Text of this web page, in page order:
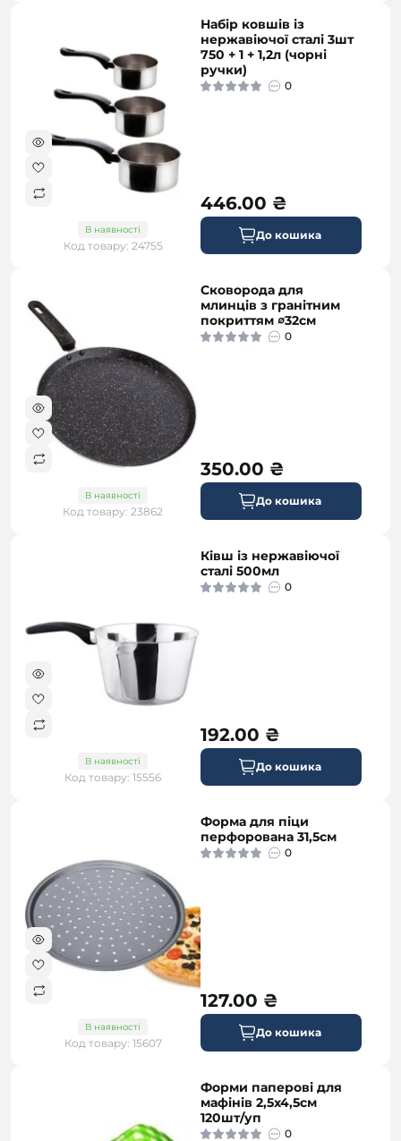
В наявності
Код товару: 24755
Набір ковшів із
нержавіючої сталі 3шт
750 + 1 + 1,2л (чорні
ручки)
0
446.00 ₴
До кошика
В наявності
Код товару: 23862
Сковорода для
млинців з гранітним
покриттям ∅32см
0
350.00 ₴
До кошика
В наявності
Код товару: 15556
Ківш із нержавіючої
сталі 500мл
0
192.00 ₴
До кошика
В наявності
Код товару: 15607
Форма для піци
перфорована 31,5см
0
127.00 ₴
До кошика
Форми паперові для
мафінів 2,5х4,5см
120шт/уп
0